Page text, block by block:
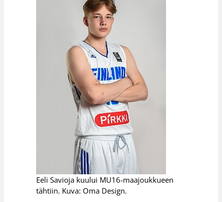
Eeli Savioja kuului MU16-maajoukkueen
tähtiin. Kuva: Oma Design.